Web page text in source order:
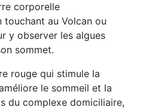
corporelle
au Volcan ou
y observer les algues
sommet.
rouge qui stimule la
le sommeil et la
du complexe domiciliaire,